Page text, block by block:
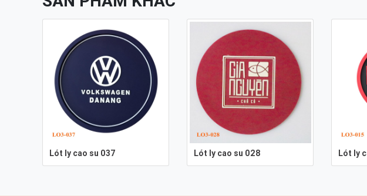
Lót ly cao su 037 Lót ly cao su 028 Lót ly